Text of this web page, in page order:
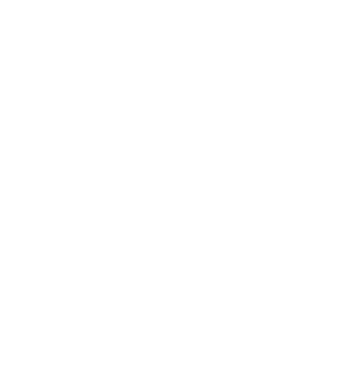
đen, trắng
sang trọng